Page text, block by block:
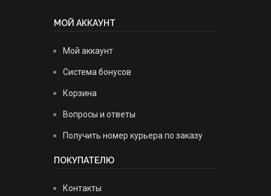
МОЙ АККАУНТ
Мой аккаунт
Система бонусов
Корзина
Вопросы и ответы
Получить номер курьера по заказу
ПОКУПАТЕЛЮ
Контакты